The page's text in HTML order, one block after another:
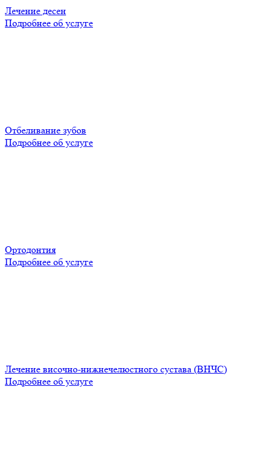
Лечение десен
Подробнее об услуге
Отбеливание зубов
Подробнее об услуге
Ортодонтия
Подробнее об услуге
Лечение височно-нижнечелюстного сустава (ВНЧС)
Подробнее об услуге